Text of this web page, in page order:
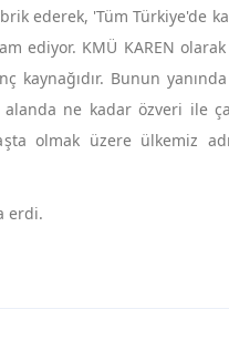
ederek, 'Tüm Türkiye'de
ediyor. KMÜ KAREN
kaynağıdır. Bunun
ne kadar özveri ile
olmak üzere ülkemiz
erdi.